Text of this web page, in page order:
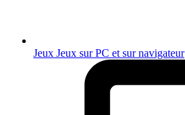
Jeux Jeux sur PC et sur navigateur